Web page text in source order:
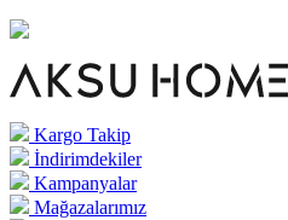
Kargo Takip
İndirimdekiler
Kampanyalar
Mağazalarımız